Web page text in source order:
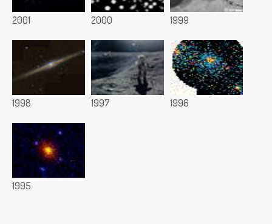
2001 2000 1999
1998 1997 1996
1995